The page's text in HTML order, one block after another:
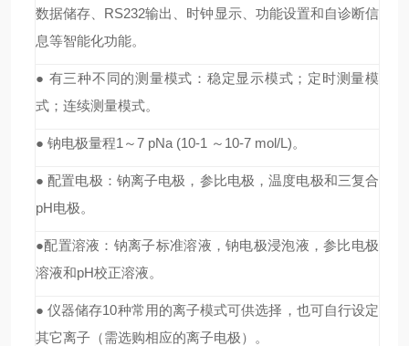
数据储存、RS232输出、时钟显示、功能设置和自诊断信
息等智能化功能。
● 有三种不同的测量模式：稳定显示模式；定时测量模
式；连续测量模式。
● 钠电极量程1～7 pNa (10-1 ～10-7 mol/L)。
● 配置电极：钠离子电极，参比电极，温度电极和三复合
pH电极。
●配置溶液：钠离子标准溶液，钠电极浸泡液，参比电极
溶液和pH校正溶液。
● 仪器储存10种常用的离子模式可供选择，也可自行设定
其它离子（需选购相应的离子电极）。